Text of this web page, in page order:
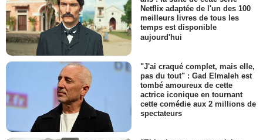
Netflix adaptée de l'un des 100
meilleurs livres de tous les
temps est disponible
aujourd'hui
"J'ai craqué complet, mais elle,
pas du tout" : Gad Elmaleh est
tombé amoureux de cette
actrice iconique en tournant
cette comédie aux 2 millions de
spectateurs